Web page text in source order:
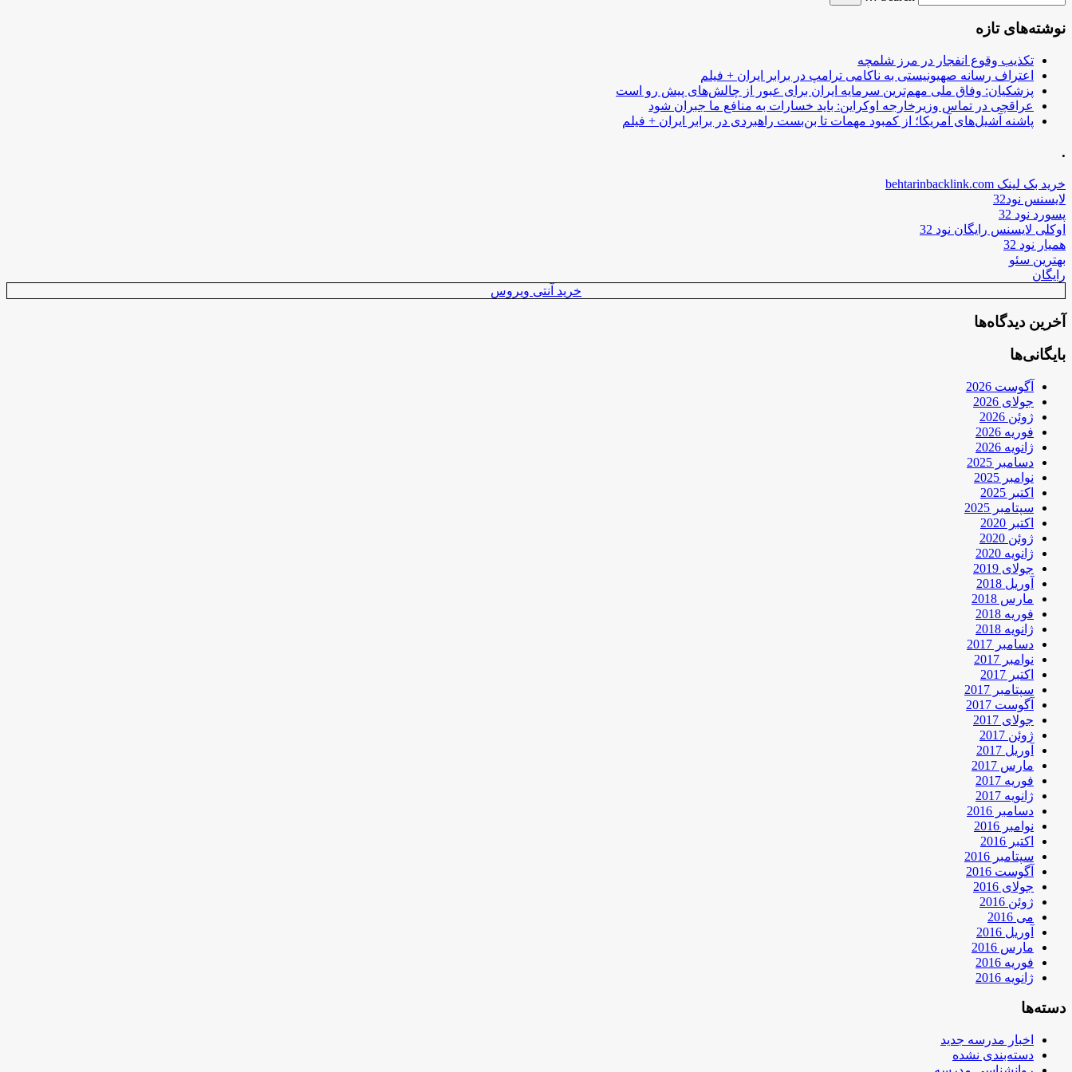
نوشته‌های تازه
تکذیب وقوع انفجار در مرز شلمچه
اعتراف رسانه صهیونیستی به ناکامی ترامپ در برابر ایران + فیلم
پزشکیان: وفاق ملی مهم‌ترین سرمایه ایران برای عبور از چالش‌های پیش رو است
عراقچی در تماس وزیرخارجه اوکراین: باید خسارات به منافع ما جبران شود
پاشنه آشیل‌های آمریکا؛ از کمبود مهمات تا بن‌بست راهبردی در برابر ایران + فیلم
.
خرید بک لینک behtarinbacklink.com
لایسنس نود32
پسورد نود 32
اوکلی لایسنس رایگان نود 32
همیار نود 32
بهترین سئو
رایگان
خرید آنتی ویروس
آخرین دیدگاه‌ها
بایگانی‌ها
آگوست 2026
جولای 2026
ژوئن 2026
فوریه 2026
ژانویه 2026
دسامبر 2025
نوامبر 2025
اکتبر 2025
سپتامبر 2025
اکتبر 2020
ژوئن 2020
ژانویه 2020
جولای 2019
آوریل 2018
مارس 2018
فوریه 2018
ژانویه 2018
دسامبر 2017
نوامبر 2017
اکتبر 2017
سپتامبر 2017
آگوست 2017
جولای 2017
ژوئن 2017
آوریل 2017
مارس 2017
فوریه 2017
ژانویه 2017
دسامبر 2016
نوامبر 2016
اکتبر 2016
سپتامبر 2016
آگوست 2016
جولای 2016
ژوئن 2016
می 2016
آوریل 2016
مارس 2016
فوریه 2016
ژانویه 2016
دسته‌ها
اخبار مدرسه جدید
دسته‌بندی نشده